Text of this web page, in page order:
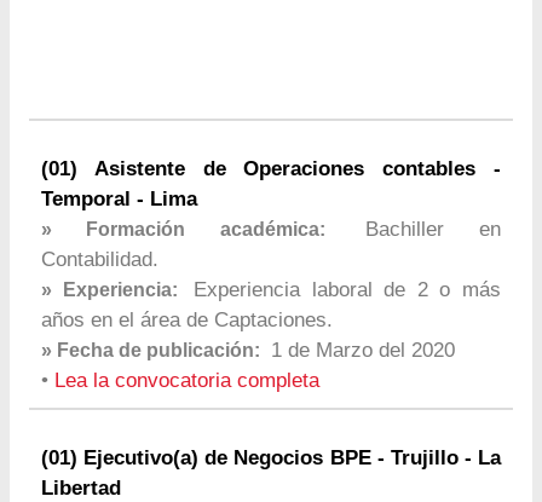
(01) Asistente de Operaciones contables -
Temporal - Lima
» Formación académica:
Bachiller en
Contabilidad.
» Experiencia:
Experiencia laboral de 2 o más
años en el área de Captaciones.
» Fecha de publicación:
1 de Marzo del 2020
• Lea la convocatoria completa
(01) Ejecutivo(a) de Negocios BPE - Trujillo - La
Libertad